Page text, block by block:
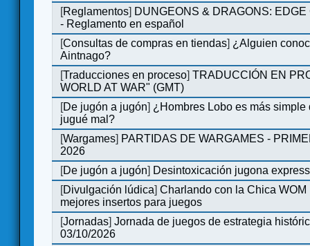
[Reglamentos] DUNGEONS & DRAGONS:
- Reglamento en español
[Consultas de compras en tiendas] ¿Alguien
Aintnago?
[Traducciones en proceso]TRADUCCIÓN EN
WORLD AT WAR" (GMT)
[De jugón a jugón] ¿Hombres Lobo es más simple
jugué mal?
[Wargames] PARTIDAS DE WARGAMES -
2026
[De jugón a jugón] Desintoxicación jugona express
[Divulgación lúdica]Charlando con la Chica WOM
mejores insertos para juegos
[Jornadas]Jornada de juegos de estrategia
03/10/2026